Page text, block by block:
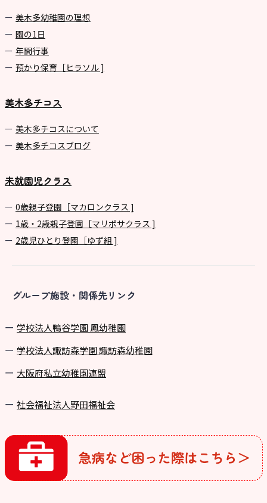
美⽊多幼稚園の理想
園の1⽇
年間⾏事
預かり保育［ヒラソル ]
美木多チコス
美⽊多チコスについて
美⽊多チコスブログ
未就園児クラス
0歳親子登園［マカロンクラス ]
1歳・2歳親子登園［マリポサクラス ]
2歳児ひとり登園［ゆず組 ]
グループ施設・関係先リンク
学校法⼈鴨⾕学園 鳳幼稚園
学校法⼈諏訪森学園 諏訪森幼稚園
⼤阪府私⽴幼稚園連盟
社会福祉法人野田福祉会
社会福祉法人野田福祉会